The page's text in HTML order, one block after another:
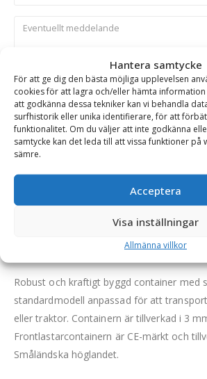
Hantera samtycke
För att ge dig den bästa möjliga upplevelsen
cookies för att lagra och/eller hämta
att godkänna dessa tekniker kan vi behandla
surfhistorik eller unika identifierare, för att
funktionalitet. Om du väljer att inte godkänna
samtycke kan det leda till att vissa funktioner på
sämre.
Acceptera
Visa inställningar
Allmänna villkor
Skicka
Se alla produkter inom samma kategori
Containrar på kampanj Frontlastarcontainrar
Frontlastarcontainer standard – fäste
Robust och kraftigt byggd container med
standardmodell anpassad för att
eller traktor. Containern är tillverkad i 3
Frontlastarcontainern är CE-märkt och
Småländska höglandet.